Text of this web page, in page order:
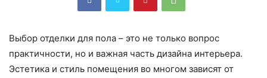
Выбор отделки для пола – это не только вопрос
практичности, но и важная часть дизайна интерьера.
Эстетика и стиль помещения во многом зависят от